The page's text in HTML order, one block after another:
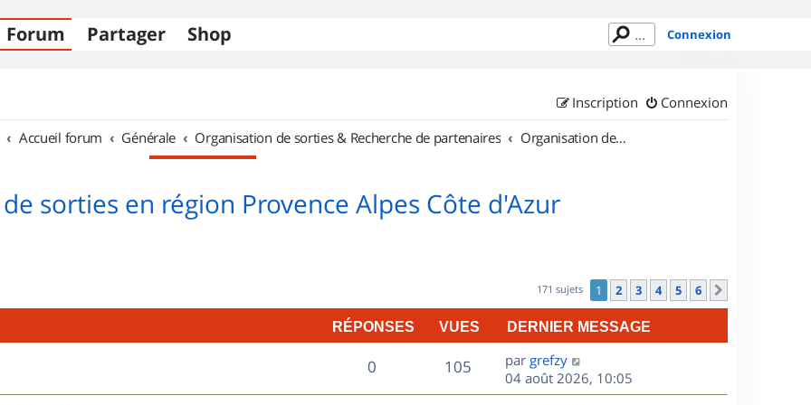
Forum Partager Shop Connexion
Connexion
Inscription
Accueil forum Générale Organisation de sorties & Recherche de partenaires Organisation de sorties en région Provence Alpes Côte d'Azur
sorties en région Provence Alpes Côte d'Azur
171 sujets 1 2 3 4 5 6
RÉPONSES VUES DERNIER MESSAGE
0R
é
105V
u
D
e
r
par grefzy
04 août 2026, 10:05